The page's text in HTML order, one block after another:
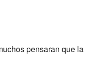
pensaran que la